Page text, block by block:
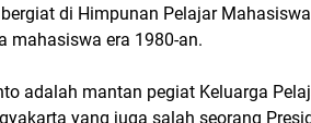
di Himpunan Pelajar
mahasiswa era 1980-an.
adalah mantan pegiat Keluarga
yang juga salah seorang